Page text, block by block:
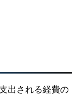
出される経費の